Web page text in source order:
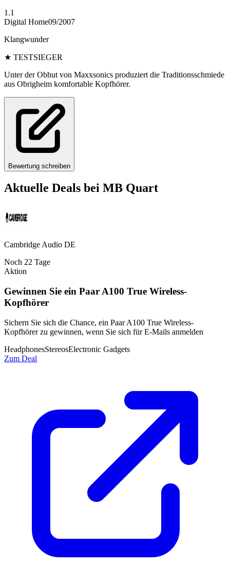
1.1
Digital Home09/2007
Klangwunder
★ TESTSIEGER
Unter der Obhut von Maxxsonics produziert die Traditionsschmiede
aus Obrigheim komfortable Kopfhörer.
Bewertung schreiben
Aktuelle Deals bei MB Quart
Cambridge Audio DE
Noch 22 Tage
Aktion
Gewinnen Sie ein Paar A100 True Wireless-
Kopfhörer
Sichern Sie sich die Chance, ein Paar A100 True Wireless-
Kopfhörer zu gewinnen, wenn Sie sich für E-Mails anmelden
HeadphonesStereosElectronic Gadgets
Zum Deal